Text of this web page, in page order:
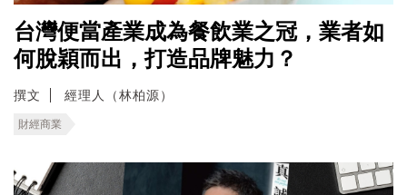
台灣便當產業成為餐飲業之冠，業者如
何脫穎而出，打造品牌魅力？
撰文 經理人（林柏源）
財經商業